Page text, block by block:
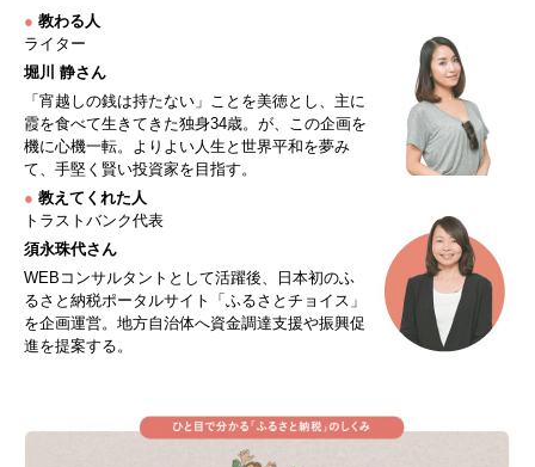
● 教わる人
ライター
堀川 静さん
「宵越しの銭は持たない」ことを美徳とし、主に
霞を食べて生きてきた独身34歳。が、この企画を
機に心機一転。よりよい人生と世界平和を夢み
て、手堅く賢い投資家を目指す。
● 教えてくれた人
トラストバンク代表
須永珠代さん
WEBコンサルタントとして活躍後、日本初のふ
るさと納税ポータルサイト「ふるさとチョイス」
を企画運営。地方自治体へ資金調達支援や振興促
進を提案する。